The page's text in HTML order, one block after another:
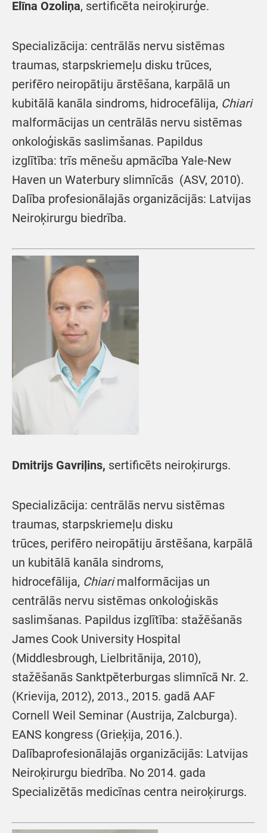
Elīna Ozoliņa, sertificēta neiroķirurģe.
Specializācija: centrālās nervu sistēmas
traumas, starpskriemeļu disku trūces,
perifēro neiropātiju ārstēšana, karpālā un
kubitālā kanāla sindroms, hidrocefālija, Chiari
malformācijas un centrālās nervu sistēmas
onkoloģiskās saslimšanas. Papildus
izglītība: trīs mēnešu apmācība Yale-New
Haven un Waterbury slimnīcās (ASV, 2010).
Dalība profesionālajās organizācijās: Latvijas
Neiroķirurgu biedrība.
Dmitrijs Gavriļins, sertificēts neiroķirurgs.
Specializācija: centrālās nervu sistēmas
traumas, starpskriemeļu disku
trūces, perifēro neiropātiju ārstēšana, karpālā
un kubitālā kanāla sindroms,
hidrocefālija, Chiarimalformācijas un
centrālās nervu sistēmas onkoloģiskās
saslimšanas. Papildus izglītība: stažēšanās
James Cook University Hospital
(Middlesbrough, Lielbritānija, 2010),
stažēšanās Sanktpēterburgas slimnīcā Nr. 2.
(Krievija, 2012), 2013., 2015. gadā AAF
Cornell Weil Seminar (Austrija, Zalcburga).
EANS kongress (Grieķija, 2016.).
Dalībaprofesionālajās organizācijās: Latvijas
Neiroķirurgu biedrība. No 2014. gada
Specializētās medicīnas centra neiroķirurgs.